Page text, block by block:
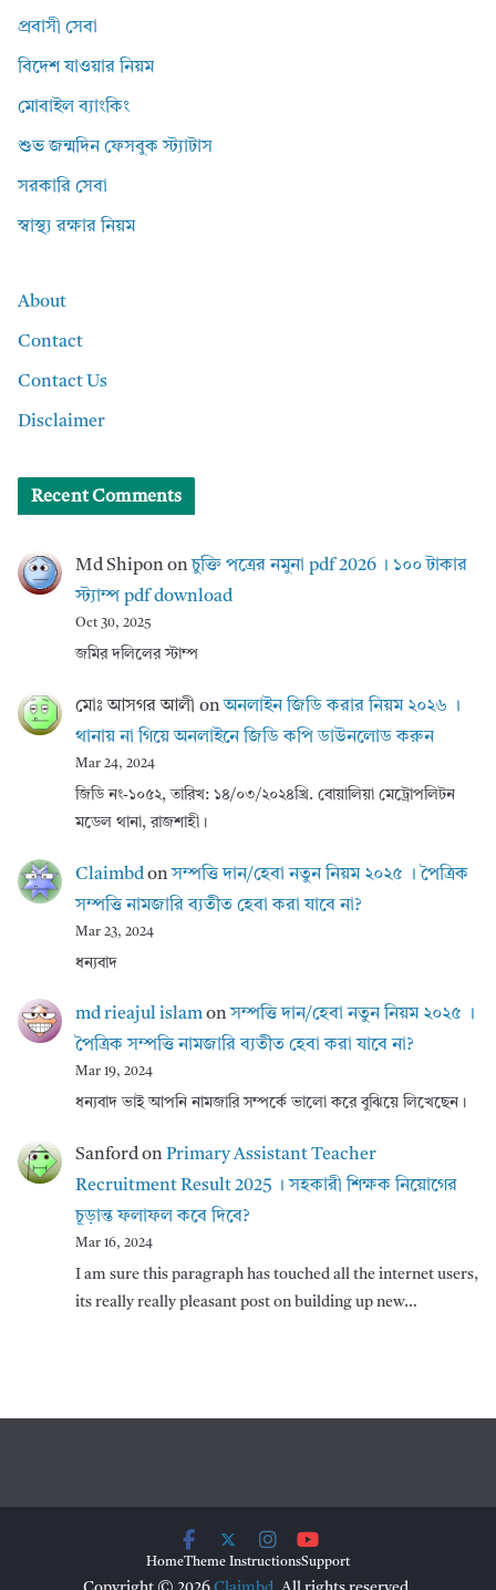
প্রবাসী সেবা
বিদেশ যাওয়ার নিয়ম
মোবাইল ব্যাংকিং
শুভ জন্মদিন ফেসবুক স্ট্যাটাস
সরকারি সেবা
স্বাস্থ্য রক্ষার নিয়ম
About
Contact
Contact Us
Disclaimer
Recent Comments
Md Shipononচুক্তি পত্রের নমুনা pdf 2026 । ১০০ টাকার
স্ট্যাম্প pdf download
Oct 30, 2025
জমির দলিলের স্টাম্প
মোঃ আসগর আলী onঅনলাইন জিডি করার নিয়ম ২০২৬ ।
থানায় না গিয়ে অনলাইনে জিডি কপি ডাউনলোড করুন
Mar 24, 2024
জিডি নং-১০৫২, তারিখ: ১৪/০৩/২০২৪খ্রি. বোয়ালিয়া মেট্রোপলিটন
মডেল থানা, রাজশাহী।
Claimbdonসম্পত্তি দান/হেবা নতুন নিয়ম ২০২৫ । পৈত্রিক
সম্পত্তি নামজারি ব্যতীত হেবা করা যাবে না?
Mar 23, 2024
ধন্যবাদ
md rieajul islamonসম্পত্তি দান/হেবা নতুন নিয়ম ২০২৫ ।
পৈত্রিক সম্পত্তি নামজারি ব্যতীত হেবা করা যাবে না?
Mar 19, 2024
ধন্যবাদ ভাই আপনি নামজারি সম্পর্কে ভালো করে বুঝিয়ে লিখেছেন।
SanfordonPrimary Assistant Teacher
Recruitment Result 2025 । সহকারী শিক্ষক নিয়োগের
চূড়ান্ত ফলাফল কবে দিবে?
Mar 16, 2024
I am sure this paragraph has touched all the internet users,
its really really pleasant post on building up new…
HomeTheme InstructionsSupport